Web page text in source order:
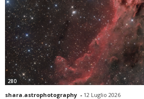
280
shara.astrophotography - 12 Luglio 2026